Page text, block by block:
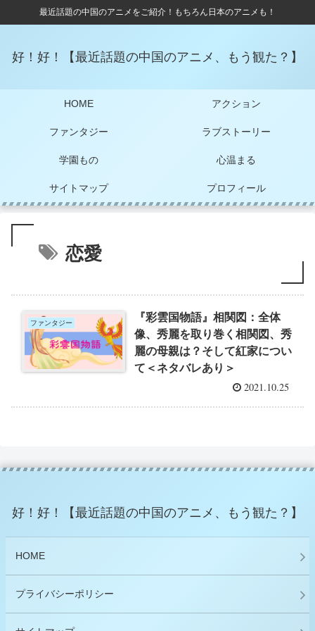
最近話題の中国のアニメをご紹介！もちろん日本のアニメも！
好！好！【最近話題の中国のアニメ、もう観た？】
HOME アクション
ファンタジー ラブストーリー
学園もの 心温まる
サイトマップ プロフィール
恋愛
ファンタジー
『彩雲国物語』相関図：全体
像、秀麗を取り巻く相関図、秀
麗の母親は？そして紅家につい
て＜ネタバレあり＞
2021.10.25
好！好！【最近話題の中国のアニメ、もう観た？】
HOME
プライバシーポリシー